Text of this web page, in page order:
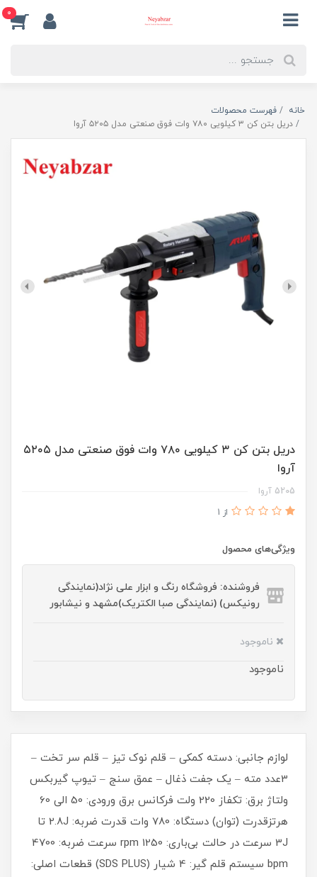
0
خانه
فهرست محصولات
دریل بتن کن ۳ کیلویی ۷۸۰ وات فوق صنعتی مدل ۵۲۰۵ آروا
دریل بتن کن ۳ کیلویی ۷۸۰ وات فوق صنعتی مدل ۵۲۰۵
آروا
5205 آروا
از 1
ویژگی‌های محصول
فروشنده: فروشگاه رنگ و ابزار علی نژاد(نمایندگی
رونیکس) (نمایندگی صبا الکتریک)مشهد و نیشابور
ناموجود
ناموجود
لوازم جانبی: دسته کمکی – قلم نوک تیز – قلم سر تخت –
3عدد مته – یک جفت ذغال – عمق سنج – تیوپ گیربکس
ولتاژ برق: تکفاز 220 ولت فرکانس برق ورودی: 50 الی 60
هرتزقدرت (توان) دستگاه: 780 وات قدرت ضربه: 2.8J تا
3J سرعت در حالت بی‌‏باری: 1250 rpm سرعت ضربه: 4700
bpm سیستم قلم گیر: 4 شیار (SDS PLUS) قطعات اصلی: